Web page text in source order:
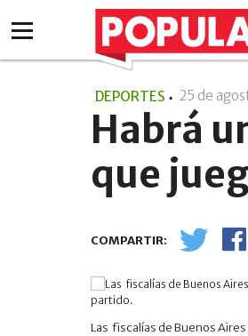
DEPORTES 25 de
Habrá
que
Las fiscalías de Buenos